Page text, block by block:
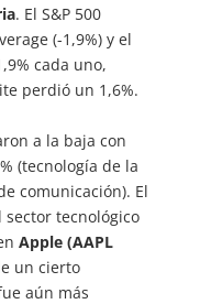
. El S&P 500
(-1,9%) y el
cada uno,
perdió un 1,6%.
a la baja con
(tecnología de la
comunicación). El
tecnológico
Apple (AAPL
un cierto
aún más